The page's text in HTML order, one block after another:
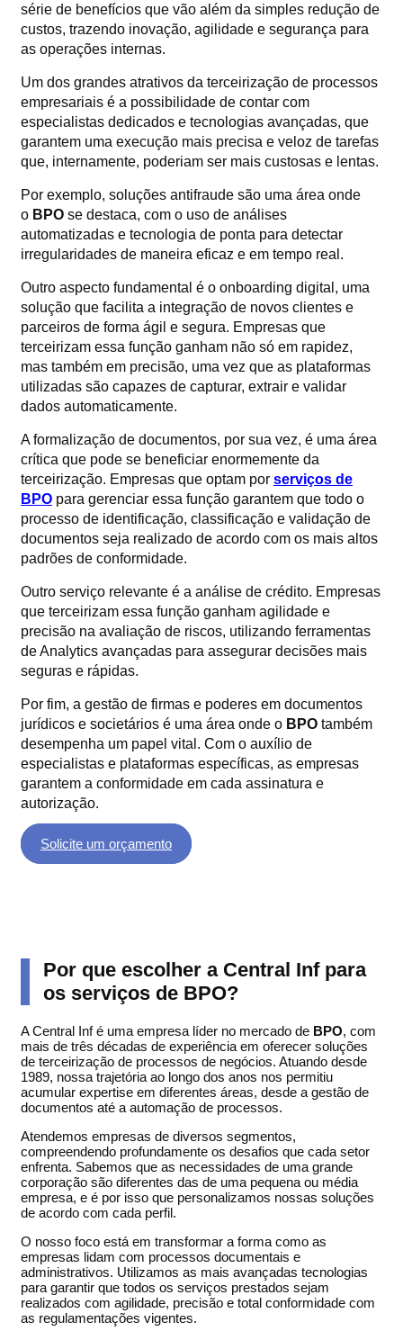
série de benefícios que vão além da simples redução de
custos, trazendo inovação, agilidade e segurança para
as operações internas.
Um dos grandes atrativos da terceirização de processos
empresariais é a possibilidade de contar com
especialistas dedicados e tecnologias avançadas, que
garantem uma execução mais precisa e veloz de tarefas
que, internamente, poderiam ser mais custosas e lentas.
Por exemplo, soluções antifraude são uma área onde
o BPO se destaca, com o uso de análises
automatizadas e tecnologia de ponta para detectar
irregularidades de maneira eficaz e em tempo real.
Outro aspecto fundamental é o onboarding digital, uma
solução que facilita a integração de novos clientes e
parceiros de forma ágil e segura. Empresas que
terceirizam essa função ganham não só em rapidez,
mas também em precisão, uma vez que as plataformas
utilizadas são capazes de capturar, extrair e validar
dados automaticamente.
A formalização de documentos, por sua vez, é uma área
crítica que pode se beneficiar enormemente da
terceirização. Empresas que optam por serviços de
BPO para gerenciar essa função garantem que todo o
processo de identificação, classificação e validação de
documentos seja realizado de acordo com os mais altos
padrões de conformidade.
Outro serviço relevante é a análise de crédito. Empresas
que terceirizam essa função ganham agilidade e
precisão na avaliação de riscos, utilizando ferramentas
de Analytics avançadas para assegurar decisões mais
seguras e rápidas.
Por fim, a gestão de firmas e poderes em documentos
jurídicos e societários é uma área onde o BPO também
desempenha um papel vital. Com o auxílio de
especialistas e plataformas específicas, as empresas
garantem a conformidade em cada assinatura e
autorização.
Solicite um orçamento
Por que escolher a Central Inf para
os serviços de BPO?
A Central Inf é uma empresa líder no mercado de BPO, com
mais de três décadas de experiência em oferecer soluções
de terceirização de processos de negócios. Atuando desde
1989, nossa trajetória ao longo dos anos nos permitiu
acumular expertise em diferentes áreas, desde a gestão de
documentos até a automação de processos.
Atendemos empresas de diversos segmentos,
compreendendo profundamente os desafios que cada setor
enfrenta. Sabemos que as necessidades de uma grande
corporação são diferentes das de uma pequena ou média
empresa, e é por isso que personalizamos nossas soluções
de acordo com cada perfil.
O nosso foco está em transformar a forma como as
empresas lidam com processos documentais e
administrativos. Utilizamos as mais avançadas tecnologias
para garantir que todos os serviços prestados sejam
realizados com agilidade, precisão e total conformidade com
as regulamentações vigentes.